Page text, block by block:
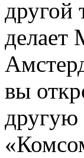
другой
делает
вы
другую